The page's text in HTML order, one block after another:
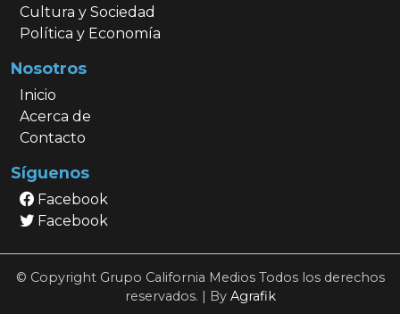
Cultura y Sociedad
Política y Economía
Nosotros
Inicio
Acerca de
Contacto
Síguenos
Facebook
Facebook
© Copyright Grupo California Medios Todos los derechos
reservados. | By Agrafik